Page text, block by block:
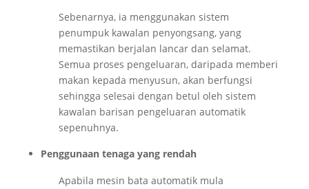
Sebenarnya, ia menggunakan sistem
penumpuk kawalan penyongsang, yang
memastikan berjalan lancar dan selamat.
Semua proses pengeluaran, daripada memberi
makan kepada menyusun, akan berfungsi
sehingga selesai dengan betul oleh sistem
kawalan barisan pengeluaran automatik
sepenuhnya.
Penggunaan tenaga yang rendah
Apabila mesin bata automatik mula